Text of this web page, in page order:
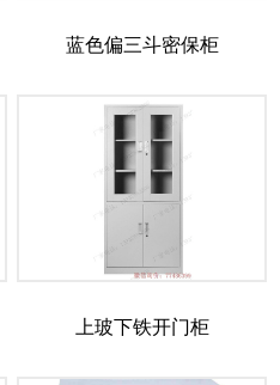
蓝色偏三斗密保柜
上玻下铁开门柜